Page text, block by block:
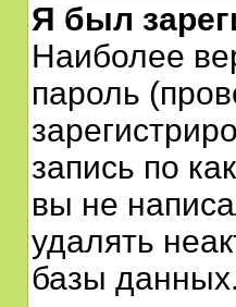
Я был
Наиболее
пароль
запись по
вы не
удалять
базы